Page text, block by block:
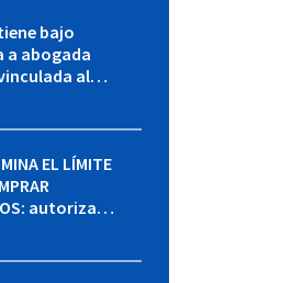
bajo
a abogada
al
EL LÍMITE